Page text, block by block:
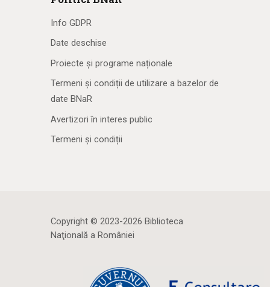
Info GDPR
Date deschise
Proiecte și programe naționale
Termeni și condiții de utilizare a bazelor de
date BNaR
Avertizori în interes public
Termeni și condiții
Copyright © 2023-2026 Biblioteca
Naţională a României